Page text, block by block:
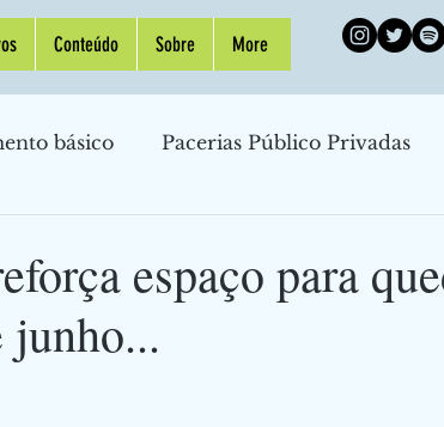
Conteúdo Sobre More
básico Pacerias Público Privadas
Política Monetária
espaço para
junho...